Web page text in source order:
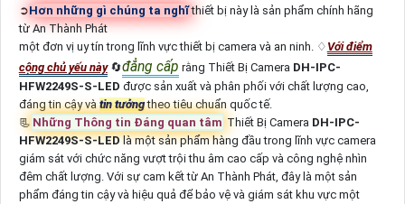
➲Hơn những gì chúng ta nghĩthiết bị này là sản phẩm chính hãng
từ An Thành Phát
một đơn vị uy tín trong lĩnh vực thiết bị camera và an ninh. ♢ Với điểm
cộng chủ yếu này🔄đẳng cấp rằng Thiết Bị Camera DH-IPC-
HFW2249S-S-LED được sản xuất và phân phối với chất lượng cao,
đáng tin cậy vàtin tưởngtheo tiêu chuẩn quốc tế.
📃 Những Thông tin Đáng quan tâm Thiết Bị Camera DH-IPC-
HFW2249S-S-LEDlà một sản phẩm hàng đầu trong lĩnh vực camera
giám sát với chức năng vượt trội thu âm cao cấp và công nghệ nhìn
đêm chất lượng. Với sự cam kết từ An Thành Phát, đây là một sản
phẩm đáng tin cậy và hiệu quả để bảo vệ và giám sát khu vực một